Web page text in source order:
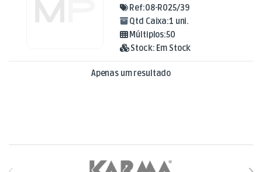
Ref:08-R025/39
Qtd Caixa:1 uni.
Múltiplos:50
Stock: Em Stock
Apenas um resultado